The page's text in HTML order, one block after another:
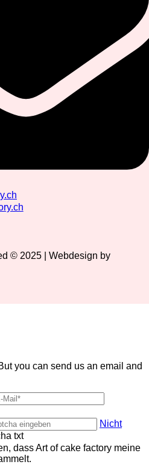
© 2025 | Webdesign by
you can send us an email and
Nicht
dass Art of cake factory meine